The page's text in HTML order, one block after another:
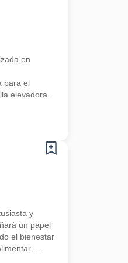
en
para el
elevadora.
y
un papel
el bienestar
...